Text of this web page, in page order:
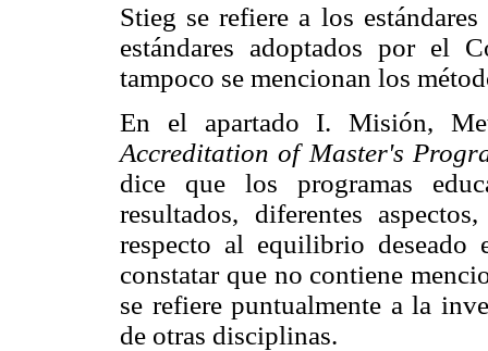
Stieg se refiere a los
estándares adoptados por el
tampoco se mencionan los
En el apartado I. Misión,
Accreditation of Master's
dice que los programas
resultados, diferentes
respecto al equilibrio deseado
constatar que no contiene
se refiere puntualmente a la
de otras disciplinas.